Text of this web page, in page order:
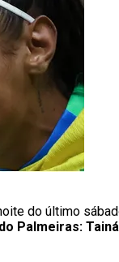
do último
Palmeiras: